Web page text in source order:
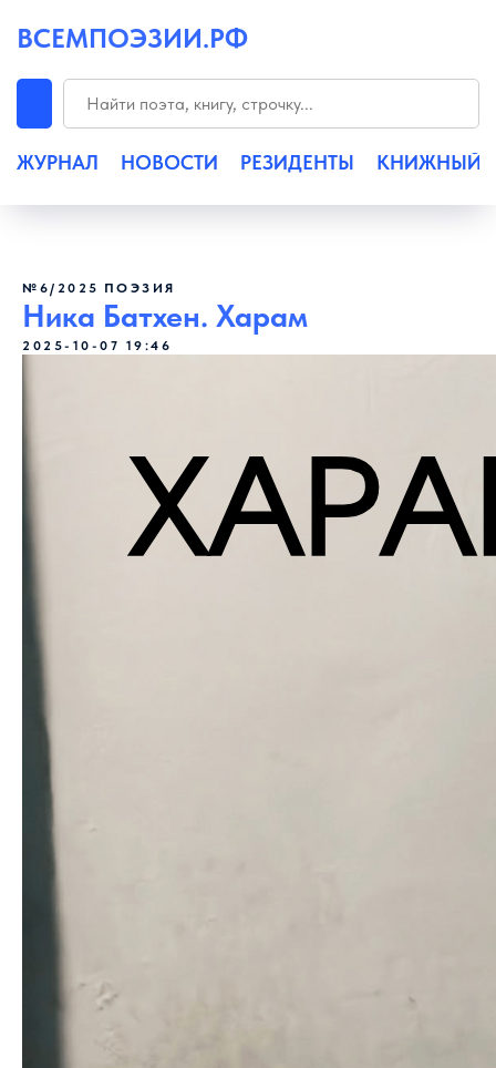
ВСЕМПОЭЗИИ.РФ
ЖУРНАЛ НОВОСТИ РЕЗИДЕНТЫ КНИЖНЫЙ
№6/2025 ПОЭЗИЯ
Ника Батхен. Харам
2025-10-07 19:46